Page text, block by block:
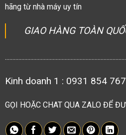
hãng từ nhà máy uy tín
GIAO HÀNG TOÀN
Kinh doanh 1 : 0931 854
GỌI HOẶC CHAT QUA ZALO ĐỂ